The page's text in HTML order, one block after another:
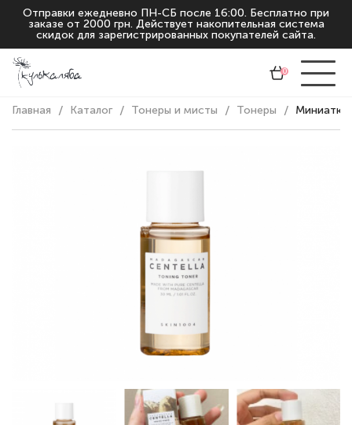
Отправки ежедневно ПН-СБ после 16:00. Бесплатно при
заказе от 2000 грн. Действует накопительная система
скидок для зарегистрированных покупателей сайта.
0
Главная Каталог Тонеры и мисты Тонеры